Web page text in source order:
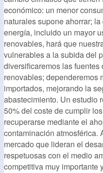
económico: un menor
naturales supone ahorrar;
energía, incluido un mayor
renovables, hará que
vulnerables a la subida del
diversificaremos las
renovables; dependeremos
importados, mejorando la
abastecimiento. Un estudio
50% del coste de cumplir
recuperarse mediante el
contaminación atmosférica.
mercado que lideran el
respetuosas con el medio
competitiva muy importante